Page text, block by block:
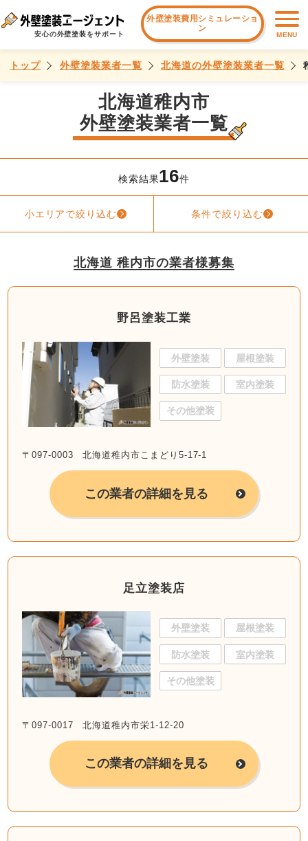
安心の外壁塗装をサポート
外壁塗装費用シミュレーショ
ン
MENU
トップ 外壁塗装業者一覧 北海道の外壁塗装業者一覧
北海道稚内市
外壁塗装業者一覧
検索結果16件
小エリアで絞り込む 条件で絞り込む
北海道 稚内市の業者様募集
野呂塗装工業
外壁塗装 屋根塗装
防水塗装 室内塗装
その他塗装
〒097-0003 北海道稚内市こまどり5-17-1
この業者の詳細を見る
足立塗装店
外壁塗装 屋根塗装
防水塗装 室内塗装
その他塗装
〒097-0017 北海道稚内市栄1-12-20
この業者の詳細を見る